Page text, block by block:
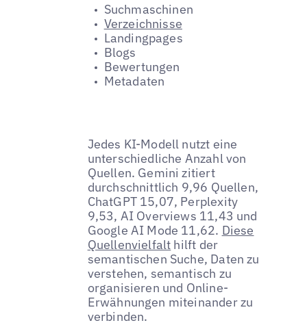
Suchmaschinen
Verzeichnisse
Landingpages
Blogs
Bewertungen
Metadaten
Jedes KI-Modell nutzt eine
unterschiedliche Anzahl von
Quellen. Gemini zitiert
durchschnittlich 9,96 Quellen,
ChatGPT 15,07, Perplexity
9,53, AI Overviews 11,43 und
Google AI Mode 11,62. Diese
Quellenvielfalt hilft der
semantischen Suche, Daten zu
verstehen, semantisch zu
organisieren und Online-
Erwähnungen miteinander zu
verbinden.